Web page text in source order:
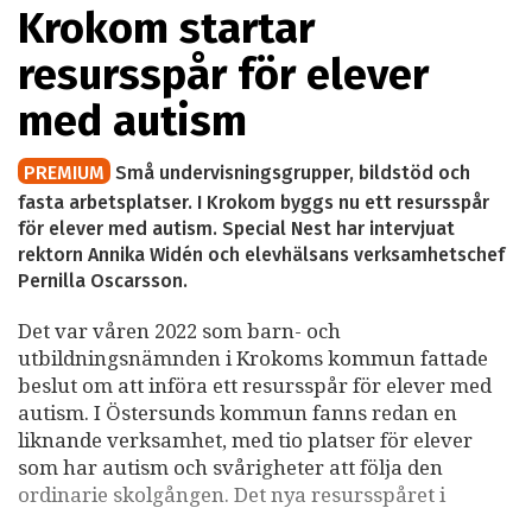
Krokom startar
resursspår för elever
med autism
PREMIUM Små undervisningsgrupper, bildstöd och
fasta arbetsplatser. I Krokom byggs nu ett resursspår
för elever med autism. Special Nest har intervjuat
rektorn Annika Widén och elevhälsans verksamhetschef
Pernilla Oscarsson.
Det var våren 2022 som barn- och
utbildningsnämnden i Krokoms kommun fattade
beslut om att införa ett resursspår för elever med
autism. I Östersunds kommun fanns redan en
liknande verksamhet, med tio platser för elever
som har autism och svårigheter att följa den
ordinarie skolgången. Det nya resursspåret i